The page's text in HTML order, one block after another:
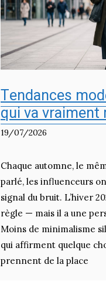
Tendances
qui va vraiment
19/07/2026
Chaque automne, le
parlé, les influenceurs
signal du bruit. L’hiver
règle — mais il a une
Moins de minimalisme
qui affirment quelque
prennent de la place